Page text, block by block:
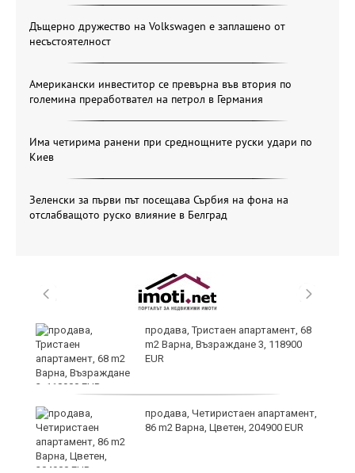
Дъщерно дружество на Volkswagen е заплашено от
несъстоятелност
Американски инвеститор се превърна във втория по
големина преработвател на петрол в Германия
Има четирима ранени при среднощните руски удари по
Киев
Зеленски за първи път посещава Сърбия на фона на
отслабващото руско влияние в Белград
продава, Тристаен апартамент, 68
m2 Варна, Възраждане 3, 118900
EUR
продава, Четиристаен апартамент,
86 m2 Варна, Цветен, 204900 EUR